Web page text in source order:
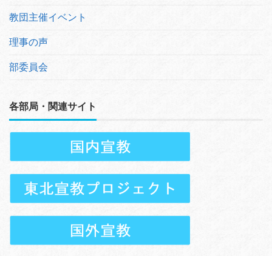
教団主催イベント
理事の声
部委員会
各部局・関連サイト